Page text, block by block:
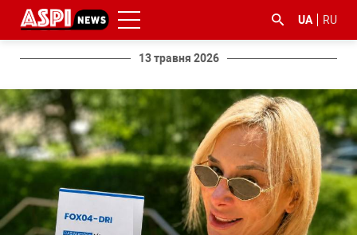
UA RU
13 травня 2026
#ООС
#боротьба
з
корупцією
#ДФС #Київ #коронавірус